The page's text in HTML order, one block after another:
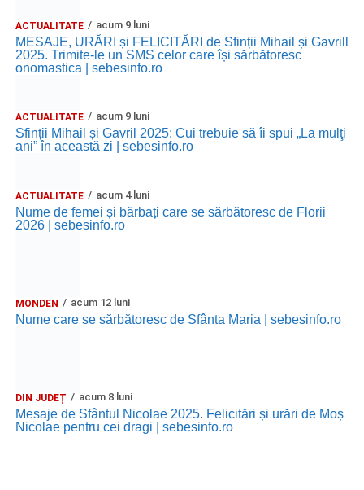
Ora 19.00– Parcul Tineretului:Spectacol pentru copii și
Spuma Party.
Alexandra Pamfilie și Școala de muzică „DoReMi”
;
Trupa de Dansuri Săsești.
Ora 20.30– Parcul Tineretului: proiecția filmului pentru
JOI, 27 AUGUST 2026
Ora 19.00–Sărbătoarea Seniorilor– festivitatea de
premiere a cuplurilor care aniversează 50 de ani de
ACTUALITATE acum 9 luni
MESAJE, URĂRI și FELICITĂRI de Sfinții Mihail și Gavrill
2025. Trimite-le un SMS celor care își sărbătoresc
onomastica | sebesinfo.ro
ACTUALITATE acum 9 luni
Sfinții Mihail și Gavril 2025: Cui trebuie să îi spui „La mulţi
ani” în această zi | sebesinfo.ro
ACTUALITATE acum 4 luni
Nume de femei și bărbați care se sărbătoresc de Florii
2026 | sebesinfo.ro
MONDEN acum 12 luni
Nume care se sărbătoresc de Sfânta Maria | sebesinfo.ro
DIN JUDEȚ acum 8 luni
Mesaje de Sfântul Nicolae 2025. Felicitări și urări de Moș
Nicolae pentru cei dragi | sebesinfo.ro